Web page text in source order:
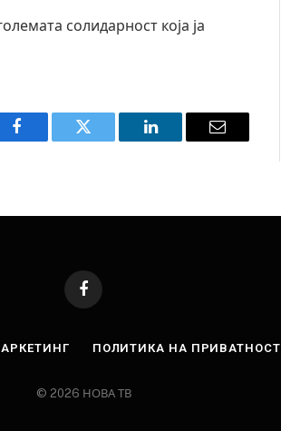
солидарност која ја
Facebook Twitter LinkedIn Email
Facebook
ПОЛИТИКА НА ПРИВАТНОСТ
© 2026 НОВА ТВ